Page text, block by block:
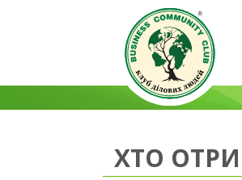
ХТО